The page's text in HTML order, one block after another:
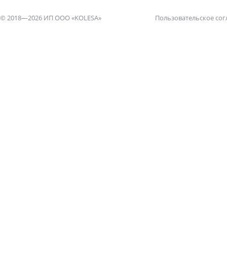
© 2018—2026 ИП ООО «KOLESA» Пользовательское